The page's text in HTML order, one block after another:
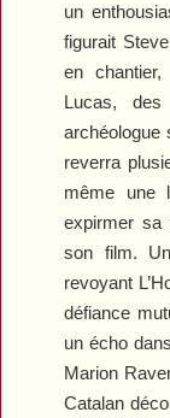
un
figurait
en
Lucas, des
archéologue
reverra
même une
expirmer sa
son film.
revoyant
défiance
un écho
Marion
Catalan